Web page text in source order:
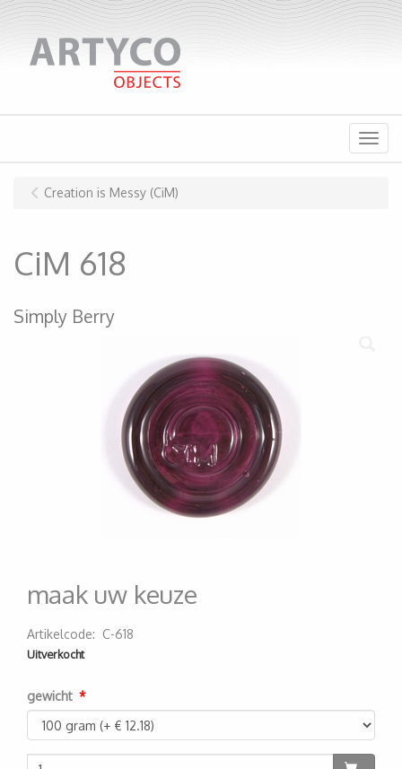
Menu
Creation is Messy (CiM)
CiM 618
Simply Berry
maak uw keuze
Artikelcode: C-618
200000000524
Uitverkocht
gewicht